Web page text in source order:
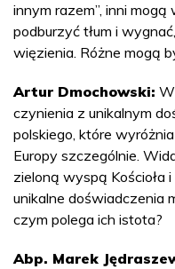
innym razem”, inni
podburzyć tłum i
więzienia. Różne mogą
Artur Dmochowski:
czynienia z unikalnym
polskiego, które
Europy szczególnie.
zieloną wyspą Kościoła
unikalne doświadczenia
czym polega ich istota?
Abp. Marek